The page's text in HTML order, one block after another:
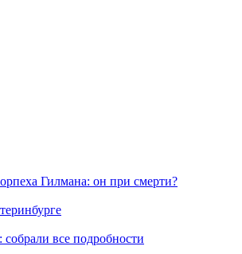
Гилмана: он при смерти?
все подробности